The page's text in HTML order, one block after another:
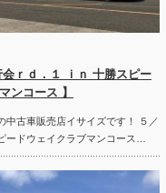
会ｒｄ．１ ｉｎ 十勝スピー
ンコース 】
中古車販売店イサイズです！ ５／
ードウェイクラブマンコース…